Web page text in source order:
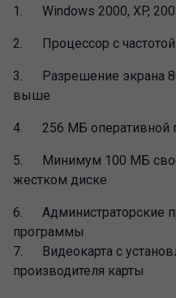
1. Windows 2000, XP,
2. Процессор с
3. Разрешение экрана
выше
4. 256 МБ оперативной
5. Минимум 100 МБ
жестком диске
6. Администраторские
программы
7. Видеокарта с
производителя карты